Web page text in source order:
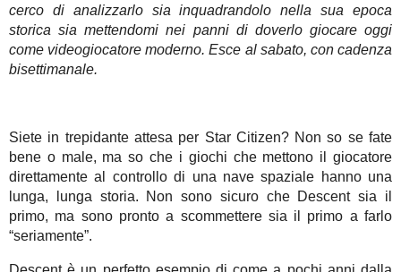
cerco di analizzarlo sia inquadrandolo nella sua epoca
storica sia mettendomi nei panni di doverlo giocare oggi
come videogiocatore moderno. Esce al sabato, con cadenza
bisettimanale.
Siete in trepidante attesa per Star Citizen? Non so se fate
bene o male, ma so che i giochi che mettono il giocatore
direttamente al controllo di una nave spaziale hanno una
lunga, lunga storia. Non sono sicuro che Descent sia il
primo, ma sono pronto a scommettere sia il primo a farlo
“seriamente”.